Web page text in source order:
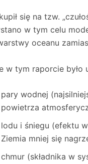
się na tzw.
w tym celu
oceanu
w tym raporcie
pary wodnej
powietrza
lodu i śniegu (efektu
Ziemia mniej się
chmur (składnika w